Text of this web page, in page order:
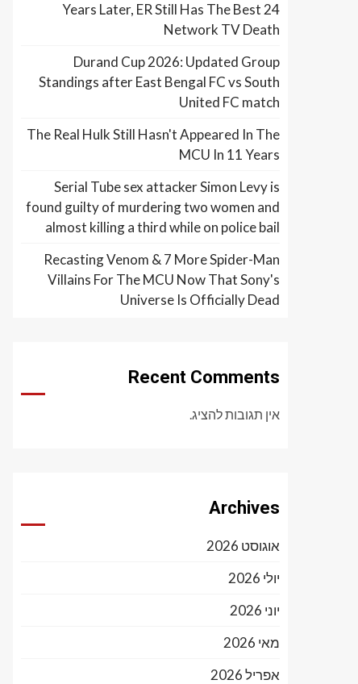
24 Years Later, ER Still Has The Best
Network TV Death
Durand Cup 2026: Updated Group
Standings after East Bengal FC vs South
United FC match
The Real Hulk Still Hasn't Appeared In The
MCU In 11 Years
Serial Tube sex attacker Simon Levy is
found guilty of murdering two women and
almost killing a third while on police bail
Recasting Venom & 7 More Spider-Man
Villains For The MCU Now That Sony's
Universe Is Officially Dead
Recent Comments
אין תגובות להציג.
Archives
אוגוסט 2026
יולי 2026
יוני 2026
מאי 2026
אפריל 2026